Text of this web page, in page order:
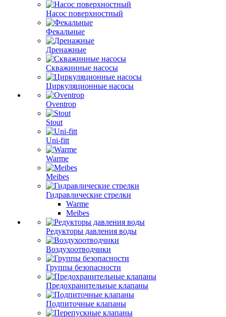
Насос поверхностный
Фекальные
Дренажные
Скважинные насосы
Циркуляционные насосы
Oventrop
Stout
Uni-fitt
Warme
Meibes
Гидравлические стрелки
Warme
Meibes
Редукторы давления воды
Воздухоотводчики
Группы безопасности
Предохранительные клапаны
Подпиточные клапаны